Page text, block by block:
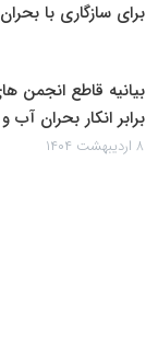
برای سازگاری با
بیانیه قاطع انجمن
برابر انکار بحران
۸ اردیبهشت ۱۴۰۴